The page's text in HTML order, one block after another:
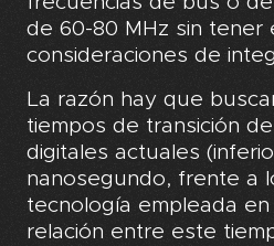
de 60-80 MHz sin tener
consideraciones de
La razón hay que
tiempos de transición
digitales actuales
nanosegundo, frente a
tecnología empleada
relación entre este